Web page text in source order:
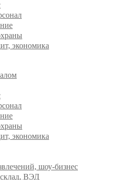
экономика
экономика
шоу-бизнес
ВЭД